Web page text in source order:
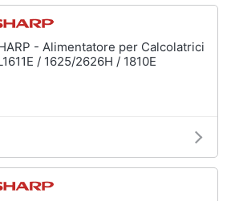
- Alimentatore per Calcolatrici
/ 1625/2626H / 1810E